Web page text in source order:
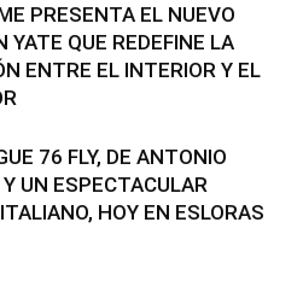
PRESENTA EL NUEVO
YATE QUE REDEFINE LA
ENTRE EL INTERIOR Y EL
76 FLY, DE ANTONIO
UN ESPECTACULAR
HOY EN ESLORAS